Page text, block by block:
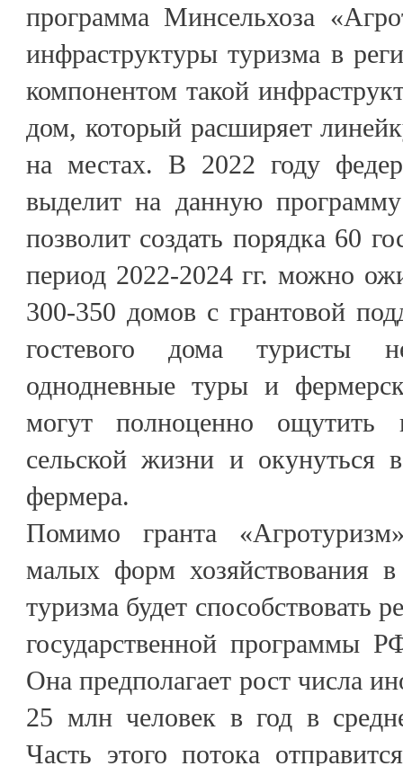
программа Минсельхоза
инфраструктуры туризма в
компонентом такой
дом, который расширяет
на местах. В 2022 году
выделит на данную
позволит создать порядка 60
период 2022-2024 гг. можно
300-350 домов с грантовой
гостевого дома туристы
однодневные туры и
могут полноценно ощутить
сельской жизни и окунуться
фермера.
Помимо гранта
малых форм хозяйствования в
туризма будет способствовать
государственной программы
Она предполагает рост числа
25 млн человек в год в
Часть этого потока